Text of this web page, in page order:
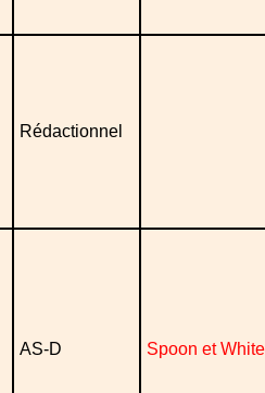
Rédactionnel
AS-D Spoon et White